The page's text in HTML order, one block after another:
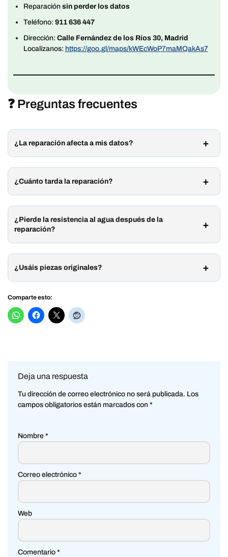
Reparación sin perder los datos
Teléfono: 911 636 447
Dirección: Calle Fernández de los Ríos 30, Madrid
Localízanos: https://goo.gl/maps/kWEcWoP7maMQakAs7
❓ Preguntas frecuentes
¿La reparación afecta a mis datos?
¿Cuánto tarda la reparación?
¿Pierde la resistencia al agua después de la
reparación?
¿Usáis piezas originales?
Comparte esto:
Deja una respuesta
Tu dirección de correo electrónico no será publicada. Los
campos obligatorios están marcados con *
Nombre *
Correo electrónico *
Web
Comentario *